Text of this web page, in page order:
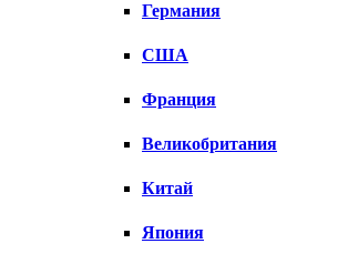
Германия
США
Франция
Великобритания
Китай
Япония